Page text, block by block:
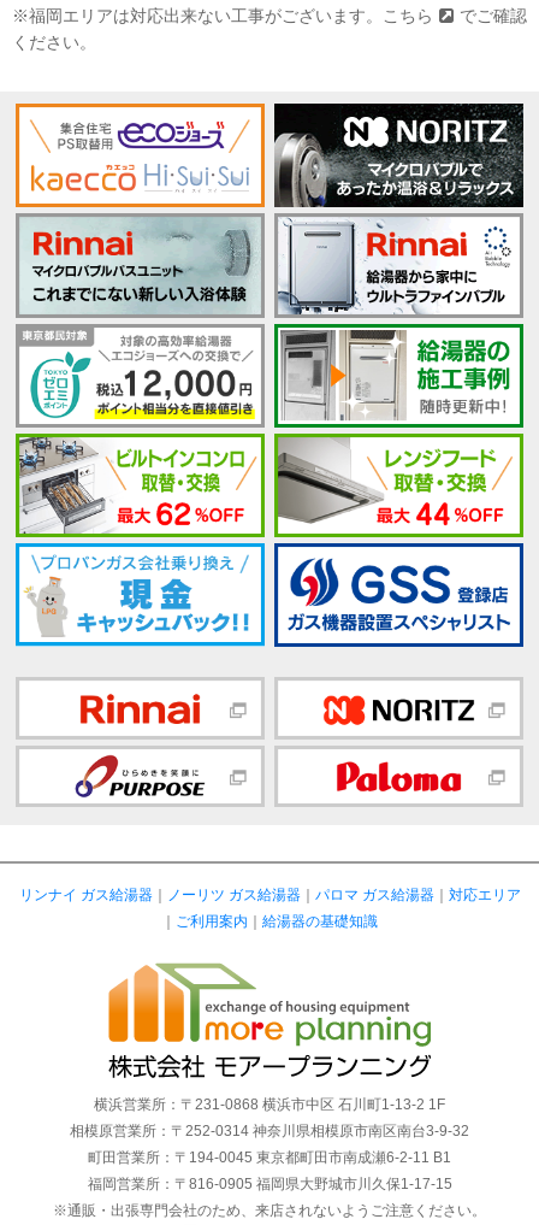
※福岡エリアは対応出来ない工事がございます。
こちら
でご確認
ください。
リンナイ ガス給湯器｜ ノーリツ ガス給湯器｜ パロマ ガス給湯器｜ 対応エリア
ご利用案内 給湯器の基礎知識
横浜営業所：〒231-0868 横浜市中区 石川町1-13-2 1F
相模原営業所：〒252-0314 神奈川県相模原市南区南台3-9-32
町田営業所：〒194-0045 東京都町田市南成瀬6-2-11 B1
福岡営業所：〒816-0905 福岡県大野城市川久保1-17-15
※通販・出張専門会社のため、来店されないようご注意ください。